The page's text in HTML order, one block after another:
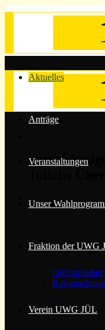
Aktuelles
Anträge
Veranstaltungen
Unser
Fraktion der UWG
Ortsvorsteher
Verein UWG JÜL